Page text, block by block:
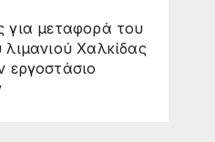
για μεταφορά του
λιμανιού Χαλκίδας
εργοστάσιο